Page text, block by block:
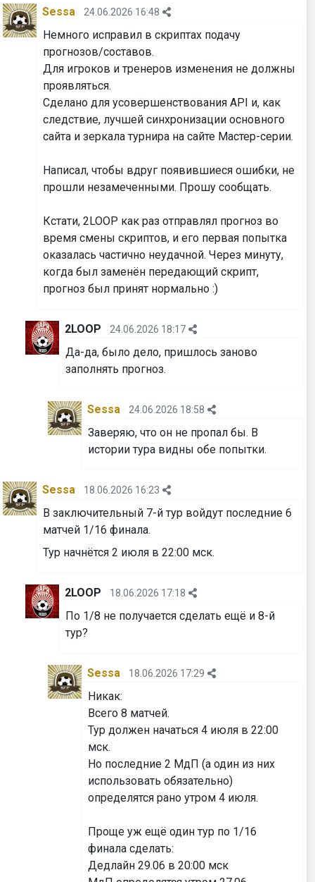
Sessa 24.06.2026 16:48
Немного исправил в скриптах подачу
прогнозов/составов.
Для игроков и тренеров изменения не должны
проявляться.
Сделано для усовершенствования API и, как
следствие, лучшей синхронизации основного
сайта и зеркала турнира на сайте Мастер-серии.
Написал, чтобы вдруг появившиеся ошибки, не
прошли незамеченными. Прошу сообщать.
⁠⁠⁠⁠⁠⁠⁠Кстати, 2LOOP как раз отправлял прогноз во
время смены скриптов, и его первая попытка
оказалась частично неудачной. Через минуту,
когда был заменён передающий скрипт,
прогноз был принят нормально :)
2LOOP 24.06.2026 18:17
Да-да, было дело, пришлось заново
заполнять прогноз.
Sessa 24.06.2026 18:58
Заверяю, что он не пропал бы. В
истории тура видны обе попытки.
Sessa 18.06.2026 16:23
В заключительный 7-й тур войдут последние 6
матчей 1/16 финала.
Тур начнётся 2 июля в 22:00 мск.
2LOOP 18.06.2026 17:18
По 1/8 не получается сделать ещё и 8-й
тур?
Sessa 18.06.2026 17:29
Никак:
Всего 8 матчей.
Тур должен начаться 4 июля в 22:00
мск.
Но последние 2 МдП (а один из них
использовать обязательно)
определятся рано утром 4 июля.
Проще уж ещё один тур по 1/16
финала сделать:
Дедлайн 29.06 в 20:00 мск